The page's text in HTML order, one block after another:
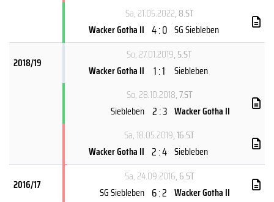
Sa, 21.05.2022, 8.ST
Wacker Gotha II 4 : 0 SG Siebleben
2018/19
So, 27.01.2019, 5.ST
Wacker Gotha II
1 : 1
Siebleben
So, 28.10.2018, 7.ST
Siebleben 2 : 3 Wacker Gotha II
Sa, 18.05.2019, 16.ST
Wacker Gotha II 2 : 4 Siebleben
2016/17
Sa, 24.09.2016, 6.ST
SG Siebleben 6 : 2 Wacker Gotha II